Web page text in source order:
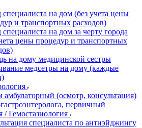
на дом (без учета цены
и транспортных расходов)
на дом за черту города
цены процедур и транспортных
на дому медицинской сестры
медсетры на дому (каждые
(осмотр, консультация)
первичный
/ Гемостазиология
специалиста по антиэйджингу